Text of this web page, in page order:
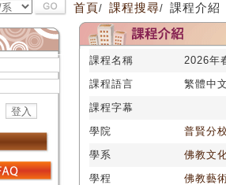
首頁/ 課程搜尋/ 課程介紹
課程名稱
2026年
課程語言
繁體中
課程字幕
學院
普賢分
學系
佛教文
學程
佛教藝